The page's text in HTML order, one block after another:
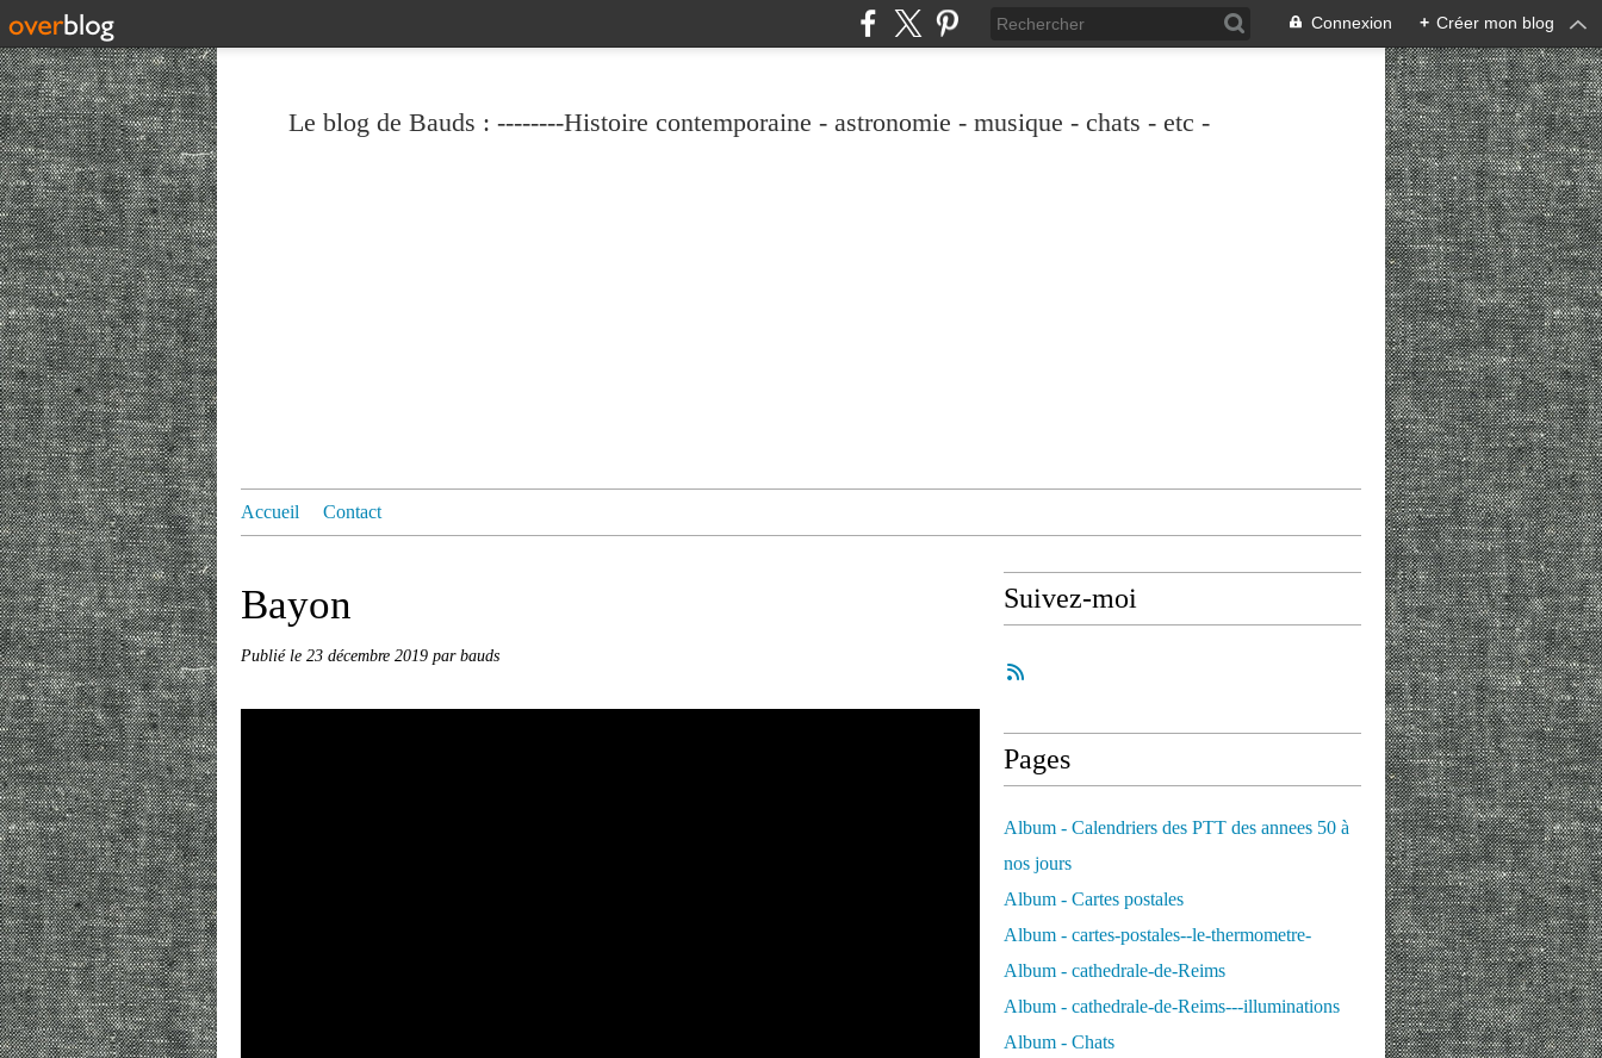
Connexion + Créer mon blog
Le blog de Bauds : --------Histoire contemporaine - astronomie - musique - chats - etc -
Accueil Contact
Bayon
Publié le 23 décembre 2019 par bauds
Suivez-moi
Pages
Album - Calendriers des PTT des annees 50 à
nos jours
Album - Cartes postales
Album - cartes-postales--le-thermometre-
Album - cathedrale-de-Reims
Album - cathedrale-de-Reims---illuminations
Album - Chats